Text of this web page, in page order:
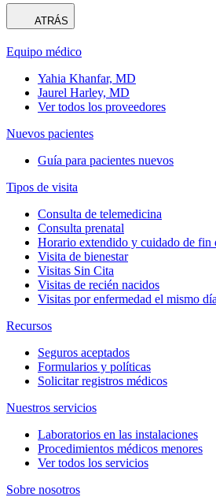
ATRÁS
Equipo médico
Yahia Khanfar, MD
Jaurel Harley, MD
Ver todos los proveedores
Nuevos pacientes
Guía para pacientes nuevos
Tipos de visita
Consulta de telemedicina
Consulta prenatal
Horario extendido y cuidado de fin
Visita de bienestar
Visitas Sin Cita
Visitas de recién nacidos
Visitas por enfermedad el mismo día
Recursos
Seguros aceptados
Formularios y políticas
Solicitar registros médicos
Nuestros servicios
Laboratorios en las instalaciones
Procedimientos médicos menores
Ver todos los servicios
Sobre nosotros